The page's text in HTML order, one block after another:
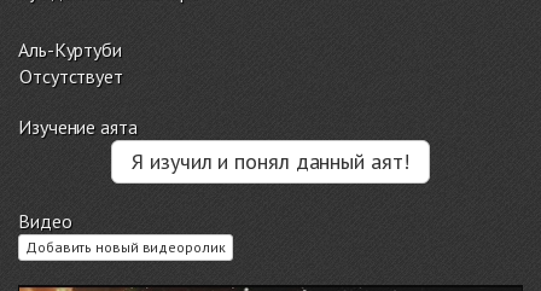
Аль-Куртуби
Отсутствует
Изучение аята
Я изучил и понял данный аят!
Видео
Добавить новый видеоролик